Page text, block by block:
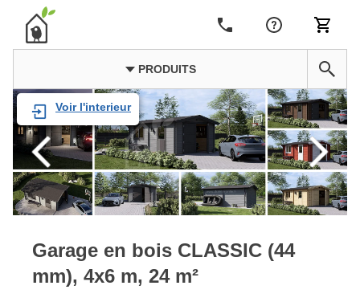
PRODUITS
Voir l'interieur
Garage en bois CLASSIC (44
mm), 4x6 m, 24 m²